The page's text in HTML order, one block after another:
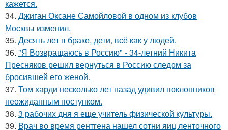
кажется.
34. Джиган Оксане Самойловой в одном из клубов
Москвы изменил.
35. Десять лет в браке, дети, всё как у людей.
36. "Я Возвращаюсь в Россию" - 34-летний Никита
Пресняков решил вернуться в Россию следом за
бросившей его женой.
37. Том харди несколько лет назад удивил поклонников
неожиданным поступком.
38. 3 рабочих дня я еще учитель физической культуры.
39. Врач во время рентгена нашел сотни яиц ленточного